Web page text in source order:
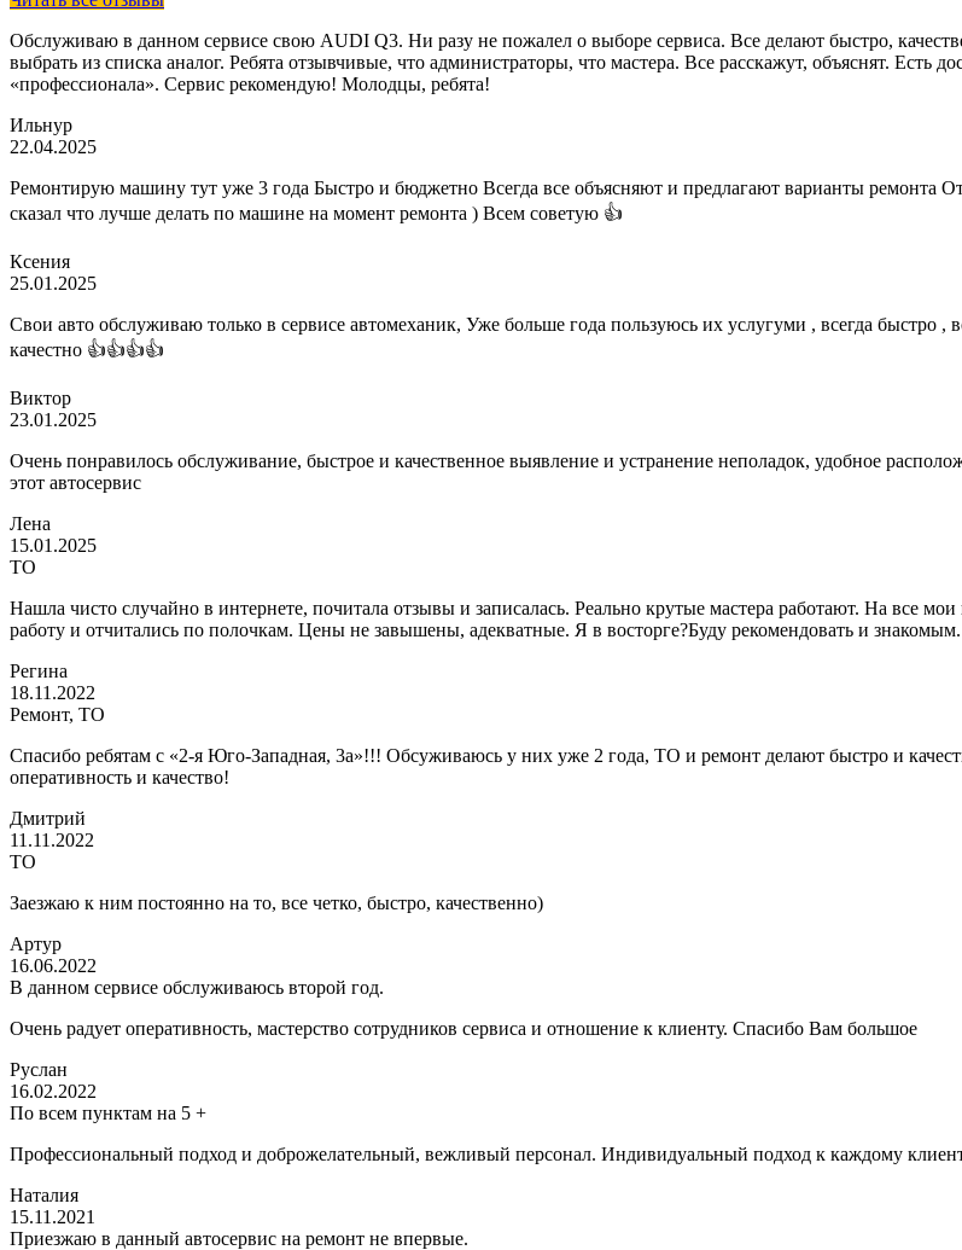
Обслуживаю в данном сервисе свою AUDI Q3. Ни разу не пожалел о выборе сервиса. Все делают быстро,
выбрать из списка аналог. Ребята отзывчивые, что администраторы, что мастера. Все расскажут, объяснят. Есть
«профессионала». Сервис рекомендую! Молодцы, ребята!
Ильнур
22.04.2025
Ремонтирую машину тут уже 3 года Быстро и бюджетно Всегда все объясняют и предлагают варианты ремонта
сказал что лучше делать по машине на момент ремонта ) Всем советую 👍
Ксения
25.01.2025
Свои авто обслуживаю только в сервисе автомеханик, Уже больше года пользуюсь их услугуми , всегда быстро
качестно 👍👍👍👍
Виктор
23.01.2025
Очень понравилось обслуживание, быстрое и качественное выявление и устранение неполадок, удобное
этот автосервис
Лена
15.01.2025
ТО
Нашла чисто случайно в интернете, почитала отзывы и записалась. Реально крутые мастера работают. На все
работу и отчитались по полочкам. Цены не завышены, адекватные. Я в восторге?Буду рекомендовать и знакомым.
Регина
18.11.2022
Ремонт, ТО
Спасибо ребятам с «2-я Юго-Западная, 3а»!!! Обсуживаюсь у них уже 2 года, ТО и ремонт делают быстро и
оперативность и качество!
Дмитрий
11.11.2022
ТО
Заезжаю к ним постоянно на то, все четко, быстро, качественно)
Артур
16.06.2022
В данном сервисе обслуживаюсь второй год.
Очень радует оперативность, мастерство сотрудников сервиса и отношение к клиенту. Спасибо Вам большое
Руслан
16.02.2022
По всем пунктам на 5 +
Профессиональный подход и доброжелательный, вежливый персонал. Индивидуальный подход к каждому
Наталия
15.11.2021
Приезжаю в данный автосервис на ремонт не впервые.